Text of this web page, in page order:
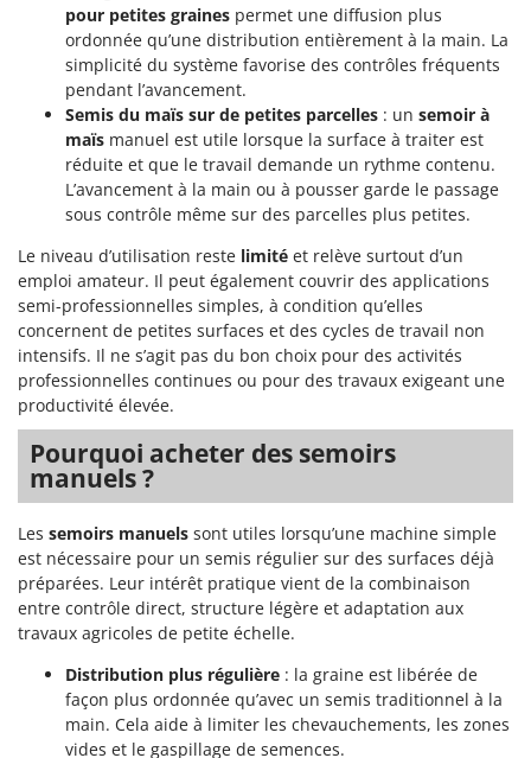
Robots nettoyeurs de piscine
Robots Tondeuses
Rogneuses de souches
Rouleaux pour tracteur
Scies à os
Scies à Ruban
Scies alternatives à batterie
Scies de jardin télescopiques
Sécateurs électriques à batterie
Sécateurs et Échenilloirs manuels
Sécateurs pneumatiques
Semoirs et Épandeurs d'engrais
Socs pour tracteur
Souffleurs aspirateurs pour Feuilles
Soufreuses - Poudreuses à dos
Soufreuses - Poudreuses pour tracteur
Taille-haies
Taille-haies à bras pour tracteur
Tarières
HiKOKI
Honda
Idromatic
Il-Tec
Imperia
Infaco
Intec
Intex
Italyco
ITM
J JOLLY ITALIA
K
KAAZ
Karcher
Kasco
Kemper
Keter
KitchenAid
Komo
pour petites graines permet une diffusion plus
ordonnée qu’une distribution entièrement à la main. La
simplicité du système favorise des contrôles fréquents
pendant l’avancement.
Semis du maïs sur de petites parcelles : un semoir à
maïs manuel est utile lorsque la surface à traiter est
réduite et que le travail demande un rythme contenu.
L’avancement à la main ou à pousser garde le passage
sous contrôle même sur des parcelles plus petites.
Le niveau d’utilisation reste limité et relève surtout d’un
emploi amateur. Il peut également couvrir des applications
semi-professionnelles simples, à condition qu’elles
concernent de petites surfaces et des cycles de travail non
intensifs. Il ne s’agit pas du bon choix pour des activités
professionnelles continues ou pour des travaux exigeant une
productivité élevée.
Pourquoi acheter des semoirs
manuels ?
Les semoirs manuels sont utiles lorsqu’une machine simple
est nécessaire pour un semis régulier sur des surfaces déjà
préparées. Leur intérêt pratique vient de la combinaison
entre contrôle direct, structure légère et adaptation aux
travaux agricoles de petite échelle.
Distribution plus régulière : la graine est libérée de
façon plus ordonnée qu’avec un semis traditionnel à la
main. Cela aide à limiter les chevauchements, les zones
vides et le gaspillage de semences.